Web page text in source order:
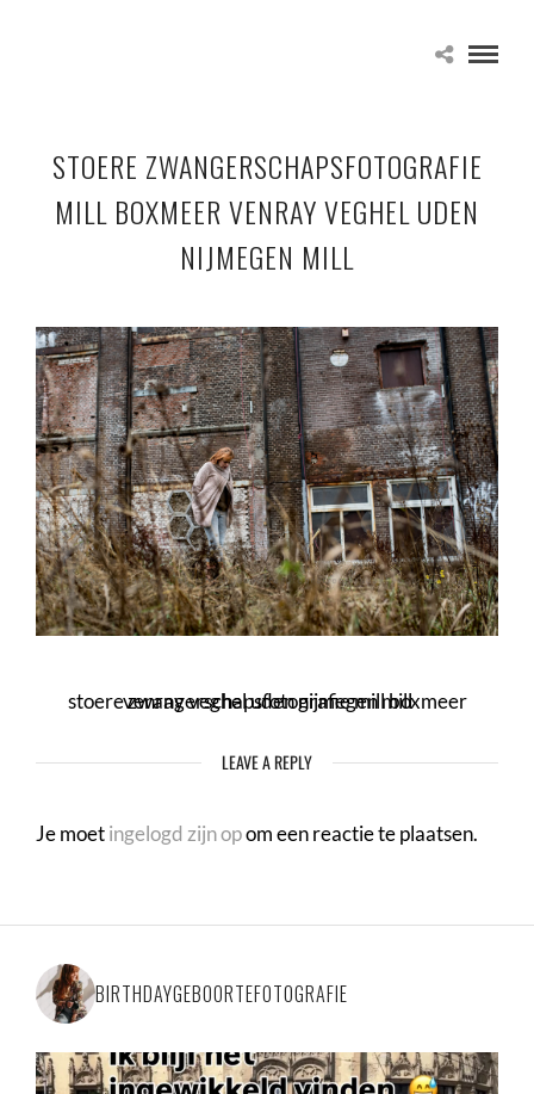
STOERE ZWANGERSCHAPSFOTOGRAFIE
MILL BOXMEER VENRAY VEGHEL UDEN
NIJMEGEN MILL
stoere zwangerschapsfotografie mill boxmeer venray veghel uden nijmegen mill
LEAVE A REPLY
Je moetingelogd zijn opom een reactie te plaatsen.
BIRTHDAYGEBOORTEFOTOGRAFIE